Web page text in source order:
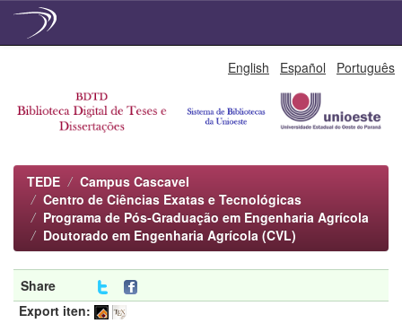
English Español Português
TEDE
Campus Cascavel
Centro de Ciências Exatas e Tecnológicas
Programa de Pós-Graduação em Engenharia Agrícola
Doutorado em Engenharia Agrícola (CVL)
Share
Export iten: